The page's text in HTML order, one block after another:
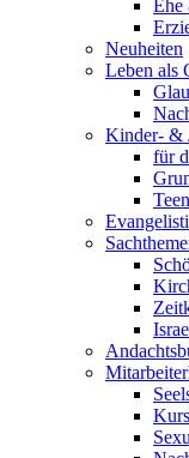
Ehe
Neuheiten
Leben als
Kinder- &
für